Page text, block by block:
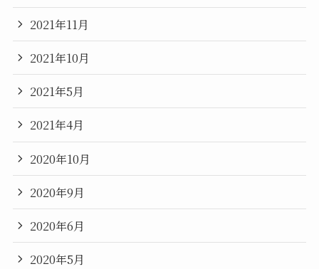
2021年11月
2021年10月
2021年5月
2021年4月
2020年10月
2020年9月
2020年6月
2020年5月